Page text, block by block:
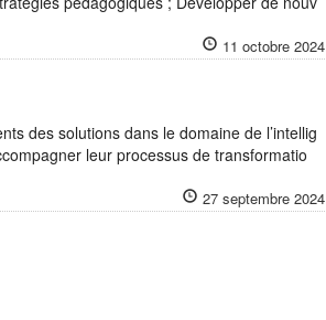
11 octobre 2024
des solutions dans le domaine de l’intellig
leur processus de transformatio
27 septembre 2024